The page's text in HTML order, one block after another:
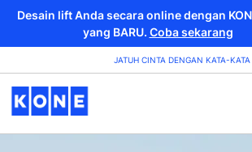
Desain lift Anda secara online dengan
yang BARU. Coba sekarang
JATUH CINTA DENGAN KATA-KATA